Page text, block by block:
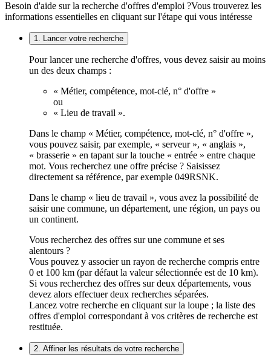
Besoin d'aide sur la recherche d'offres d'emploi ?Vous trouverez les
informations essentielles en cliquant sur l'étape qui vous intéresse
1. Lancer votre recherche
Pour lancer une recherche d'offres, vous devez saisir au moins
un des deux champs :
« Métier, compétence, mot-clé, n° d'offre »
ou
« Lieu de travail ».
Dans le champ « Métier, compétence, mot-clé, n° d'offre »,
vous pouvez saisir, par exemple, « serveur », « anglais »,
« brasserie » en tapant sur la touche « entrée » entre chaque
mot. Vous recherchez une offre précise ? Saisissez
directement sa référence, par exemple 049RSNK.
Dans le champ « lieu de travail », vous avez la possibilité de
saisir une commune, un département, une région, un pays ou
un continent.
Vous recherchez des offres sur une commune et ses
alentours ?
Vous pouvez y associer un rayon de recherche compris entre
0 et 100 km (par défaut la valeur sélectionnée est de 10 km).
Si vous recherchez des offres sur deux départements, vous
devez alors effectuer deux recherches séparées.
Lancez votre recherche en cliquant sur la loupe ; la liste des
offres d'emploi correspondant à vos critères de recherche est
restituée.
2. Affiner les résultats de votre recherche